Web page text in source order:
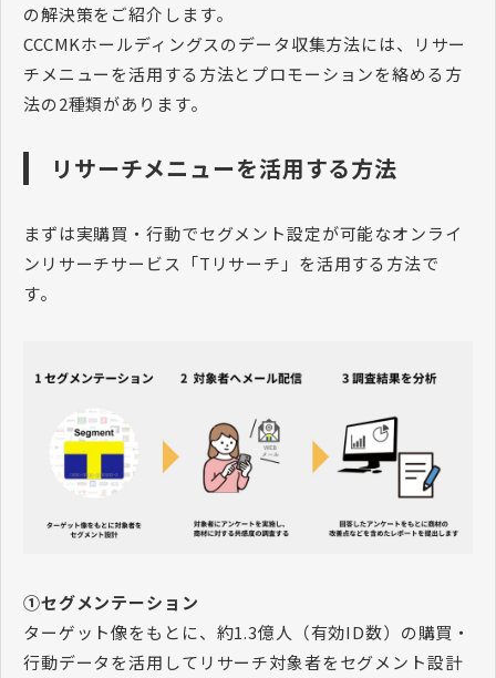
の解決策をご紹介します。
CCCMKホールディングスのデータ収集方法には、リサー
チメニューを活用する方法とプロモーションを絡める方
法の2種類があります。
リサーチメニューを活用する方法
まずは実購買・行動でセグメント設定が可能なオンライ
ンリサーチサービス「Tリサーチ」を活用する方法で
す。
①セグメンテーション
ターゲット像をもとに、約1.3億人（有効ID数）の購買・
行動データを活用してリサーチ対象者をセグメント設計